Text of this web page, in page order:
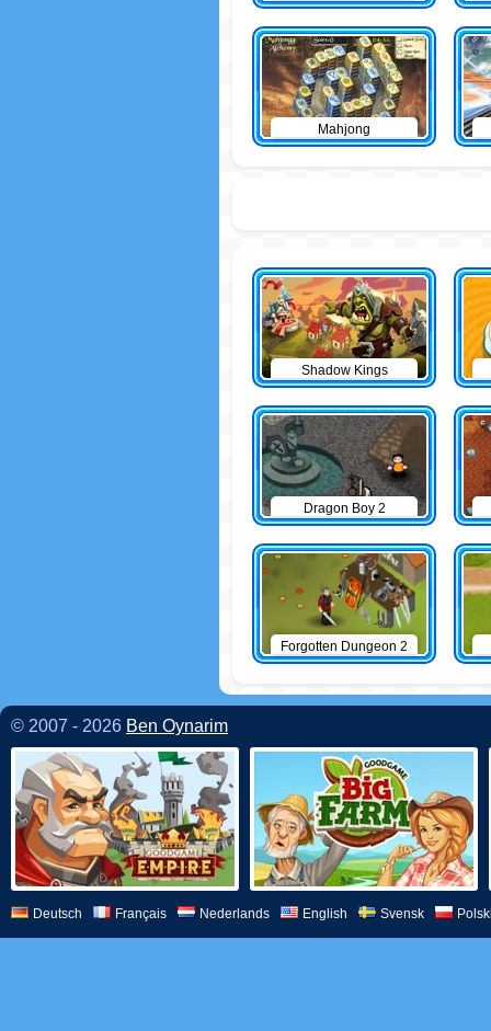
Mahjong
Shadow Kings
Dragon Boy 2
Forgotten Dungeon 2
© 2007 - 2026 Ben Oynarim
Deutsch Français Nederlands English Svensk